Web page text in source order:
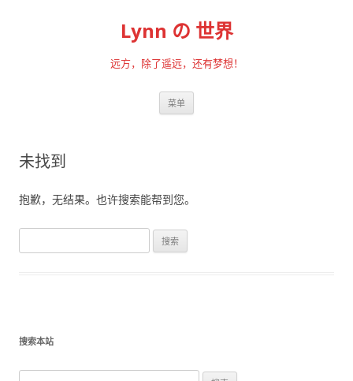
Lynn の 世界
远方，除了遥远，还有梦想！
菜单
未找到
抱歉，无结果。也许搜索能帮到您。
搜索本站